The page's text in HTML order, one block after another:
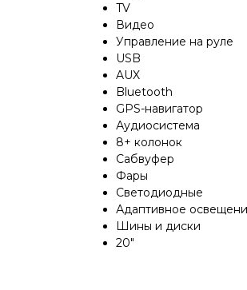
TV
Видео
Управление на руле
USB
AUX
Bluetooth
GPS-навигатор
Аудиосистема
8+ колонок
Сабвуфер
Фары
Светодиодные
Адаптивное
Шины и диски
20"